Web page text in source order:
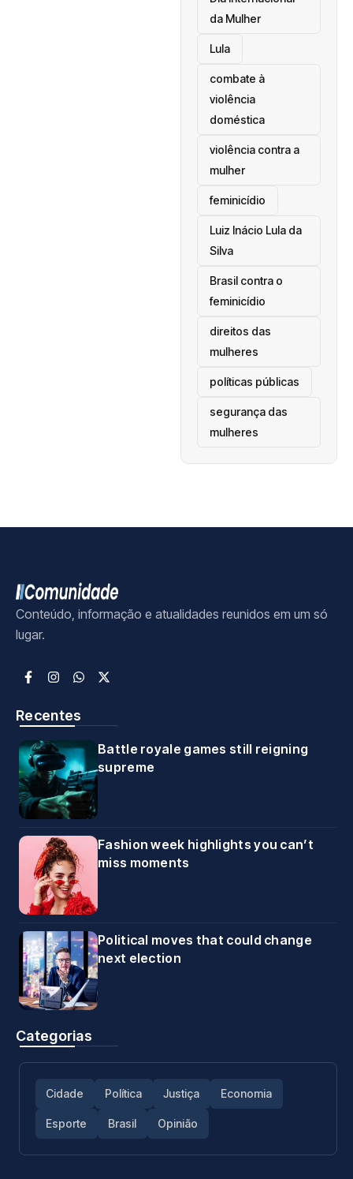
da Mulher
Lula
combate à
violência
doméstica
violência contra a
mulher
feminicídio
Luiz Inácio Lula da
Silva
Brasil contra o
feminicídio
direitos das
mulheres
políticas públicas
segurança das
mulheres
Conteúdo, informação e atualidades reunidos em um só
lugar.
Recentes
Battle royale games still reigning
supreme
Fashion week highlights you can’t
miss moments
Political moves that could change
next election
Categorias
Cidade Política Justiça Economia
Esporte Brasil Opinião